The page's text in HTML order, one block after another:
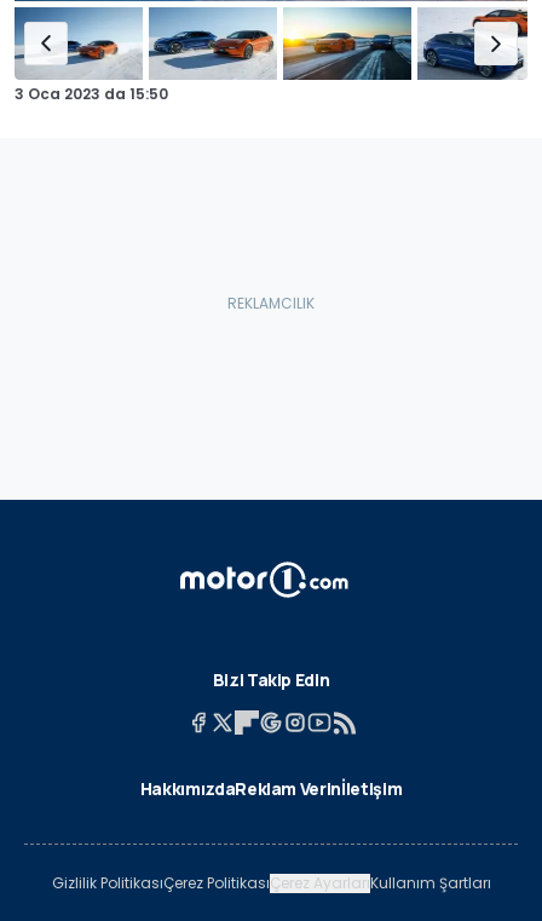
3 Oca 2023 da 15:50
Bizi Takip Edin
HakkımızdaReklam Verinİletişim
Gizlilik PolitikasıÇerez PolitikasıÇerez AyarlarıKullanım Şartları